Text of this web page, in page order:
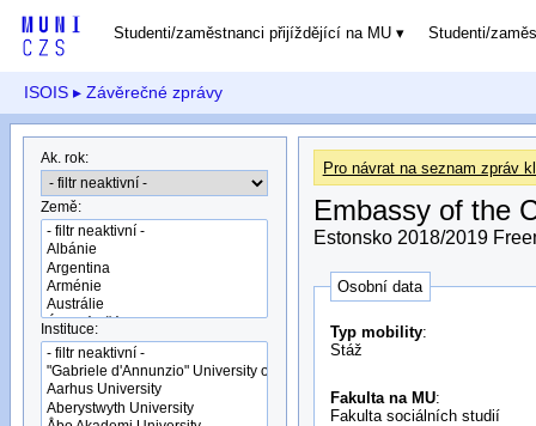
Studenti/zaměstnanci přijíždějící na MU Studenti/
ISOIS ▸ Závěrečné zprávy
Ak. rok:
Země:
Instituce:
Pro návrat na seznam zpráv
Embassy of the
Estonsko 2018/2019
Osobní data
Typ mobility:
Stáž
Fakulta na MU:
Fakulta sociálních studií